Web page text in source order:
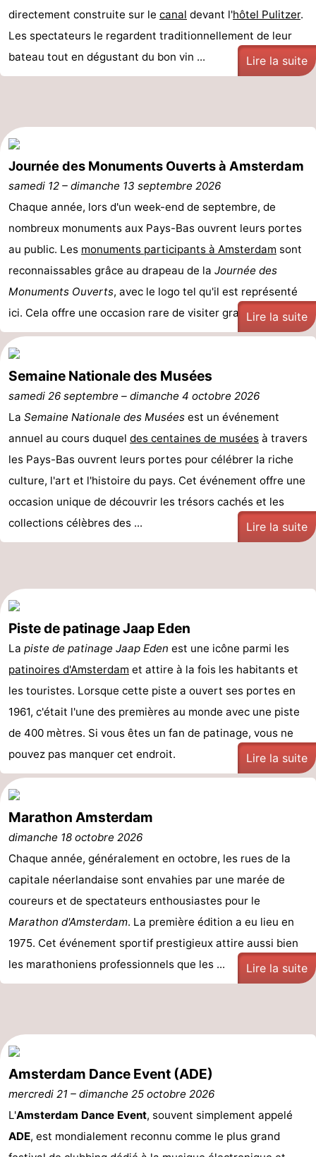
Nocturne
Aliments
et
Shopping
Grands
Magasins
Faire
du
vélo
Événements
Spécial
Canaux
Coffeeshops
Capitale
rouge
Histoire
de
diamant
Places
dans
le
centre
Parcs
et
jardins
Parties
de
Environs
du
Nord
Hollande
du
Sud
Pratiques
Forum
Transports
en
commun
Route
Gare
Centrale
Schiphol
Eindhoven
Stationnement
Astuces
pour
les
touristes
Adresses
Médicales
Météo
Contact
directement construite sur le canal devant l'hôtel Pulitzer.
Les spectateurs le regardent traditionnellement de leur
bateau tout en dégustant du bon vin ...
Lire la suite
Journée des Monuments Ouverts à Amsterdam
samedi 12 – dimanche 13 septembre 2026
Chaque année, lors d'un week-end de septembre, de
nombreux monuments aux Pays-Bas ouvrent leurs portes
au public. Les monuments participants à Amsterdam sont
reconnaissables grâce au drapeau de la Journée des
Monuments Ouverts, avec le logo tel qu'il est représenté
ici. Cela offre une occasion rare de visiter gratuiteme ...
Lire la suite
Semaine Nationale des Musées
samedi 26 septembre – dimanche 4 octobre 2026
La Semaine Nationale des Musées est un événement
annuel au cours duquel des centaines de musées à travers
les Pays-Bas ouvrent leurs portes pour célébrer la riche
culture, l'art et l'histoire du pays. Cet événement offre une
occasion unique de découvrir les trésors cachés et les
collections célèbres des ...
Lire la suite
Piste de patinage Jaap Eden
La piste de patinage Jaap Eden est une icône parmi les
patinoires d'Amsterdam et attire à la fois les habitants et
les touristes. Lorsque cette piste a ouvert ses portes en
1961, c'était l'une des premières au monde avec une piste
de 400 mètres. Si vous êtes un fan de patinage, vous ne
pouvez pas manquer cet endroit.
Lire la suite
Marathon Amsterdam
dimanche 18 octobre 2026
Chaque année, généralement en octobre, les rues de la
capitale néerlandaise sont envahies par une marée de
coureurs et de spectateurs enthousiastes pour le
Marathon d'Amsterdam. La première édition a eu lieu en
1975. Cet événement sportif prestigieux attire aussi bien
les marathoniens professionnels que les ...
Lire la suite
Amsterdam Dance Event (ADE)
mercredi 21 – dimanche 25 octobre 2026
L'Amsterdam Dance Event, souvent simplement appelé
ADE, est mondialement reconnu comme le plus grand